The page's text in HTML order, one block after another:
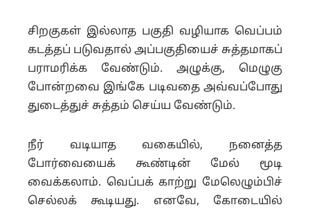
சிறகுகள் இல்லாத பகுதி வழியாக வெப்பம்
கடத்தப் படுவதால் அப்பகுதியைச் சுத்தமாகப்
பராமரிக்க வேண்டும். அழுக்கு, மெழுகு
போன்றவை இங்கே படிவதை அவ்வப்போது
துடைத்துச் சுத்தம் செய்ய வேண்டும்.
நீர் வடியாத வகையில், நனைத்த
போர்வையைக் கூண்டின் மேல் மூடி
வைக்கலாம். வெப்பக் காற்று மேலெழும்பிச்
செல்லக் கூடியது. எனவே, கோடையில்